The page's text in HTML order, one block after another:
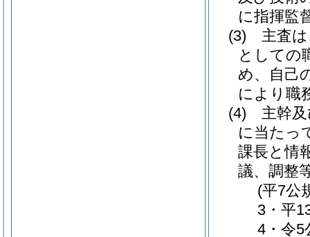
に指揮監
(3)
主査
としての
め、自己
により職
(4)
主幹
に当たっ
課長と情
議、調整
(平7公
3・平
4・令5